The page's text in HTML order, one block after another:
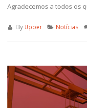
Agradecemos a todos os
By Upper Notícias